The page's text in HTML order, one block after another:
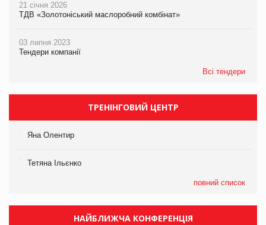
21 січня 2026
ТДВ «Золотоніський маслоробний комбінат»
03 липня 2023
Тендери компанії
Всі тендери
ТРЕНІНГОВИЙ ЦЕНТР
Яна Олентир
Тетяна Ільєнко
повний список
НАЙБЛИЖЧА КОНФЕРЕНЦІЯ